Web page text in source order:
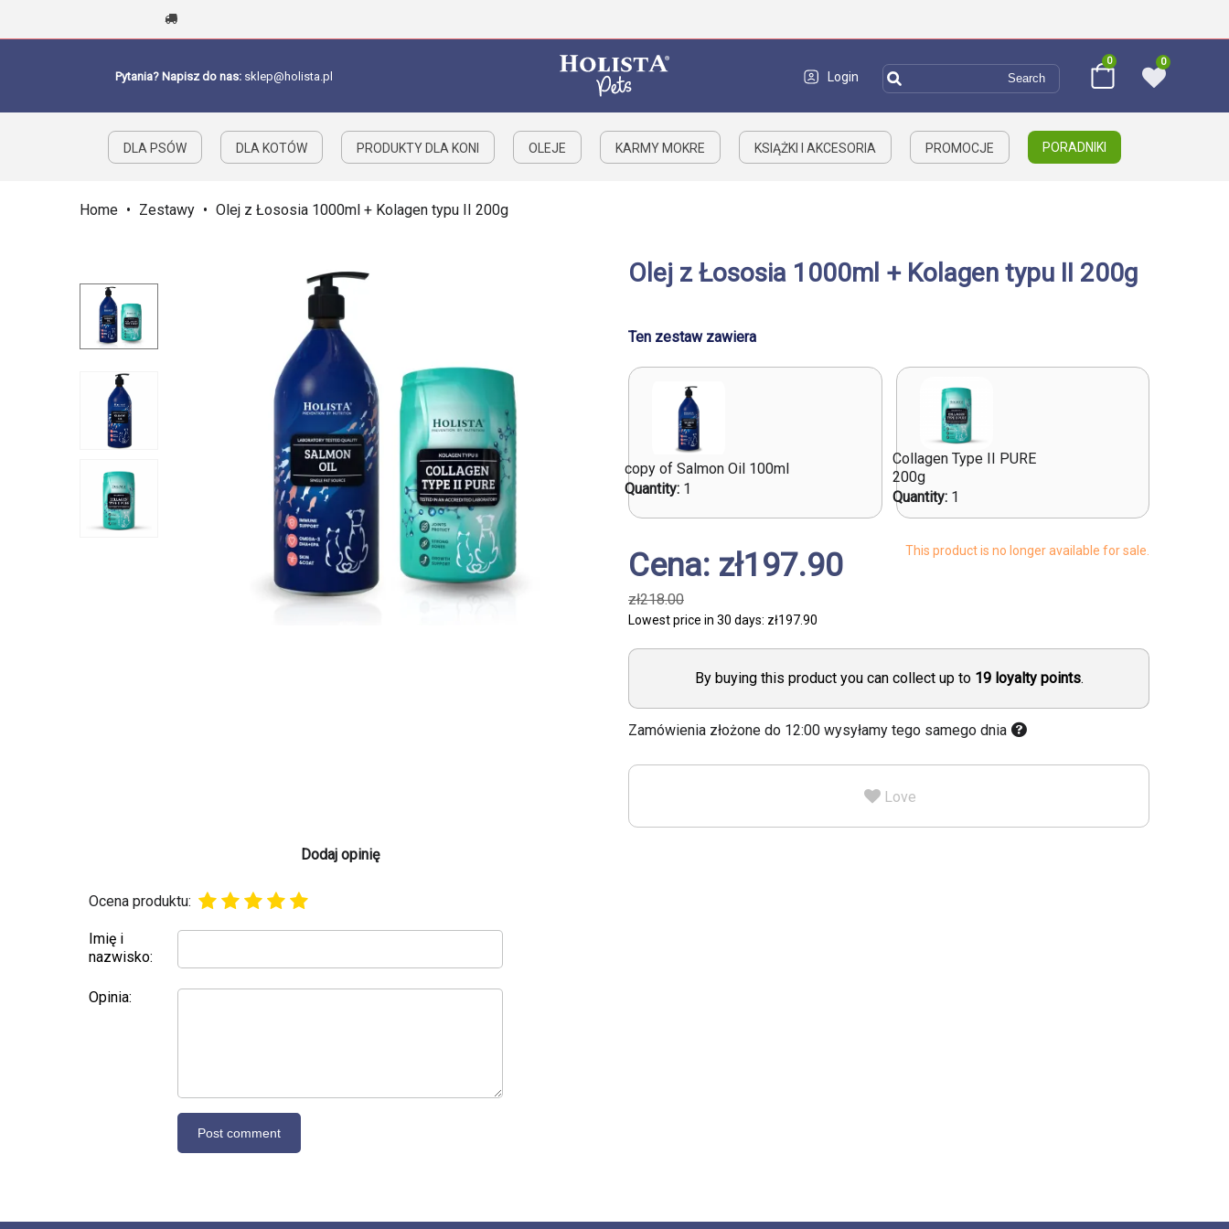
Pytania? Napisz do nas: sklep@holista.pl Login
0 0
DLA PSÓW DLA KOTÓW PRODUKTY DLA KONI OLEJE KARMY MOKRE KSIĄŻKI I AKCESORIA PROMOCJE PORADNIKI
Home • Zestawy • Olej z Łososia 1000ml + Kolagen typu II 200g
Dodaj opinię
Ocena produktu:
Imię i
nazwisko:
Opinia:
Olej z Łososia 1000ml + Kolagen typu II 200g
Ten zestaw zawiera
copy of Salmon Oil 100ml
Quantity: 1
Collagen Type II PURE
200g
Quantity: 1
Cena: zł197.90
zł218.00
Lowest price in 30 days: zł197.90
This product is no longer available for sale.
By buying this product you can collect up to 19loyalty points.
Zamówienia złożone do 12:00 wysyłamy tego samego dnia
Love